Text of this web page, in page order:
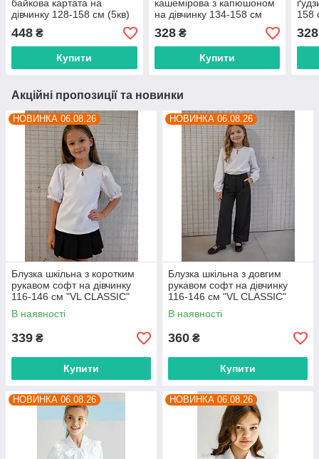
байкова картата на
дівчинку 128-158 см (5кв)
"KAPRIZ" недорого від
прямого постачальника
448 ₴
Купити
кашемірова з капюшоном
на дівчинку 134-158 см
(3кв) "MALVINA" недорого
від прямого
постачальника
328₴
Купити
158
328
Акційні пропозиції та новинки
НОВИНКА 06.08.26
Блузка шкільна з коротким
рукавом софт на дівчинку
116-146 см "VL CLASSIC"
недорого від прямого
постачальника
В наявності
339 ₴
Купити
НОВИНКА 06.08.26
Блузка шкільна з довгим
рукавом софт на дівчинку
116-146 см "VL CLASSIC"
недорого від прямого
постачальника
В наявності
360 ₴
Купити
НОВИНКА 06.08.26 НОВИНКА 06.08.26